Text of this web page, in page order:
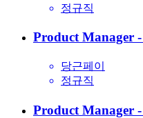
정규직
Product Manager
당근페이
정규직
Product Manager